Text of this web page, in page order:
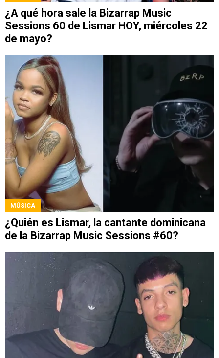
¿A qué hora sale la Bizarrap Music
Sessions 60 de Lismar HOY, miércoles 22
de mayo?
MÚSICA
¿Quién es Lismar, la cantante dominicana
de la Bizarrap Music Sessions #60?